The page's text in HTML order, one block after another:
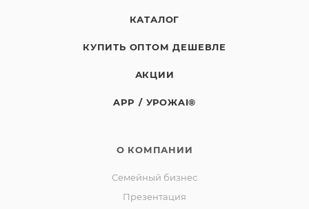
КАТАЛОГ
КУПИТЬ ОПТОМ ДЕШЕВЛЕ
АКЦИИ
APP / УРОЖAI®
О КОМПАНИИ
Семейный бизнес
Презентация